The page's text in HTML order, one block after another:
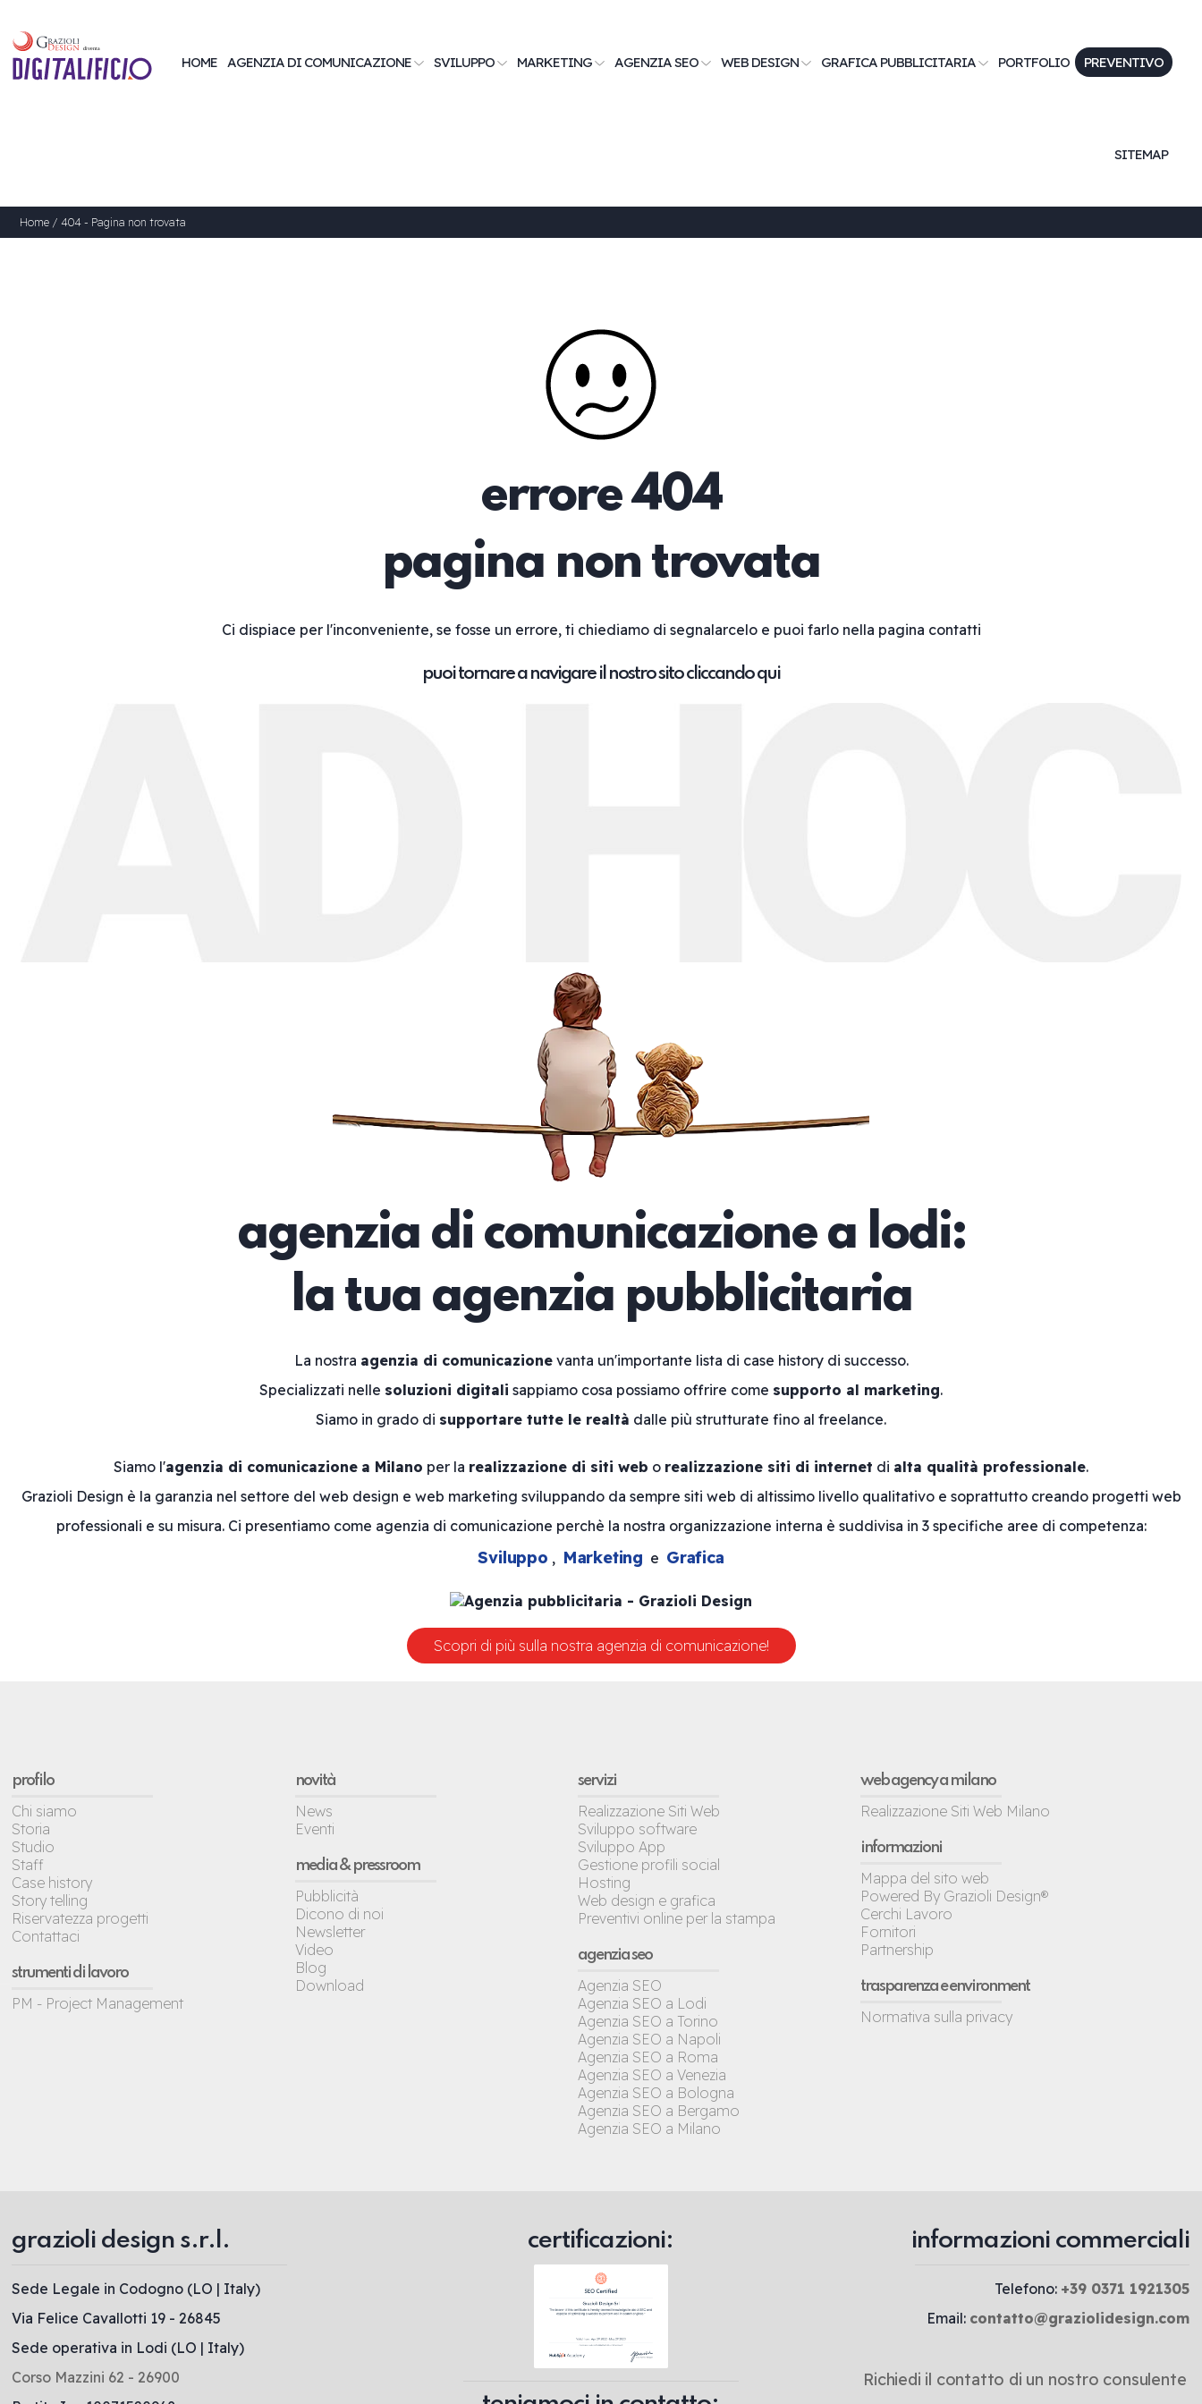
HOME AGENZIA DI COMUNICAZIONE SVILUPPO MARKETING AGENZIA SEO WEB DESIGN GRAFICA PUBBLICITARIA PORTFOLIO PREVENTIVO
SITEMAP
Home / 404 - Pagina non trovata
errore 404
pagina non trovata
Ci dispiace per l'inconveniente, se fosse un errore, ti chiediamo di segnalarcelo e puoi farlo nella pagina contatti
puoi tornare a navigare il nostro sito cliccando qui
agenzia di comunicazione a lodi:
la tua agenzia pubblicitaria
La nostra agenzia di comunicazionevanta un'importante lista di case history di successo.
Specializzati nelle soluzioni digitali sappiamo cosa possiamo offrire come supporto al marketing.
Siamo in grado di supportare tutte le realtà dalle più strutturate fino al freelance.
Siamo l'agenzia di comunicazione a Milano per la realizzazione di siti web o realizzazione siti di internet di alta qualità professionale.
Grazioli Design è la garanzia nel settore del web design e web marketing sviluppando da sempre siti web di altissimo livello qualitativo e soprattutto creando progetti web
professionali e su misura. Ci presentiamo come agenzia di comunicazione perchè la nostra organizzazione interna è suddivisa in 3 specifiche aree di competenza:
Sviluppo , Marketing e Grafica
Scopri di più sulla nostra agenzia di comunicazione!
profilo
Chi siamo
Storia
Studio
Staff
Case history
Story telling
Riservatezza progetti
Contattaci
strumenti di lavoro
PM - Project Management
novità
News
Eventi
media & pressroom
Pubblicità
Dicono di noi
Newsletter
Video
Blog
Download
servizi
Realizzazione Siti Web
Sviluppo software
Sviluppo App
Gestione profili social
Hosting
Web design e grafica
Preventivi online per la stampa
agenzia seo
Agenzia SEO
Agenzia SEO a Lodi
Agenzia SEO a Torino
Agenzia SEO a Napoli
Agenzia SEO a Roma
Agenzia SEO a Venezia
Agenzia SEO a Bologna
Agenzia SEO a Bergamo
Agenzia SEO a Milano
web agency a milano
Realizzazione Siti Web Milano
informazioni
Mappa del sito web
Powered By Grazioli Design®
Cerchi Lavoro
Fornitori
Partnership
trasparenza e environment
Normativa sulla privacy
grazioli design s.r.l.
Sede Legale in Codogno (LO | Italy)
Via Felice Cavallotti 19 - 26845
Sede operativa in Lodi (LO | Italy)
Corso Mazzini 62 - 26900
certificazioni: informazioni commerciali
Telefono: +39 0371 1921305
Email: contatto@graziolidesign.com
Richiedi il contatto di un nostro consulente